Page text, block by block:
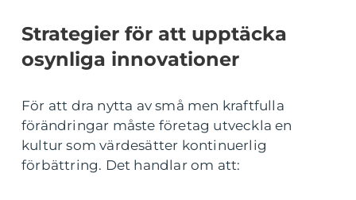
Strategier för att upptäcka
osynliga innovationer
För att dra nytta av små men kraftfulla
förändringar måste företag utveckla en
kultur som värdesätter kontinuerlig
förbättring. Det handlar om att: